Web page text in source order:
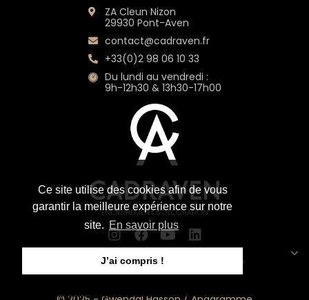
Ce site utilise des cookies afin de vous
garantir la meilleure expérience sur notre
site. En savoir plus
J’ai compris !
ZA Cleun Nizon
29930 Pont-Aven
contact@cadraven.fr
+33(0)2 98 06 10 33
Du lundi au vendredi :
9h-12h30 & 13h30-17h00
Title
Mentions légales
CGV Plan du site